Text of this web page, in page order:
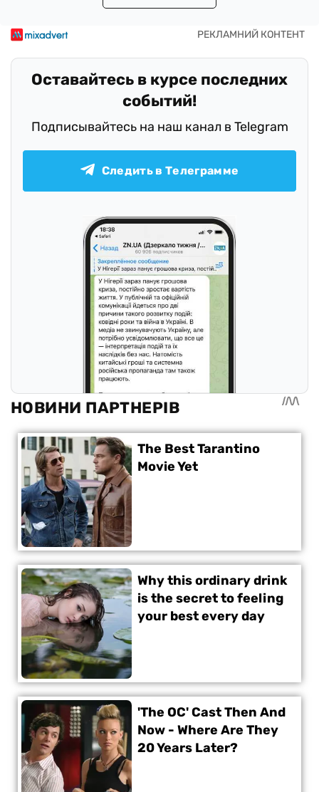
Оставайтесь в курсе последних
событий!
Подписывайтесь на наш канал в Telegram
Следить в Телеграмме